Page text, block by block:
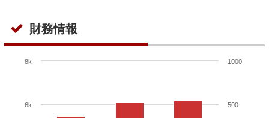
財務情報
6k
8k
500
1000